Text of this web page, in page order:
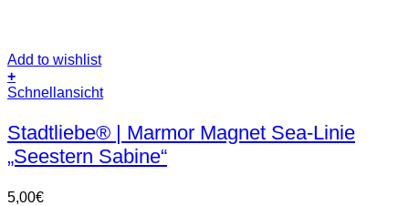
Add to wishlist
+
Schnellansicht
Stadtliebe® | Marmor Magnet Sea-Linie
„Seestern Sabine“
5,00€